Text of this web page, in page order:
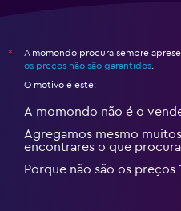
*
A momondo procura sempre
os preços não são garantidos.
O motivo é este:
A momondo não é o
Agregamos mesmo
encontrares o que
Porque não são os preços